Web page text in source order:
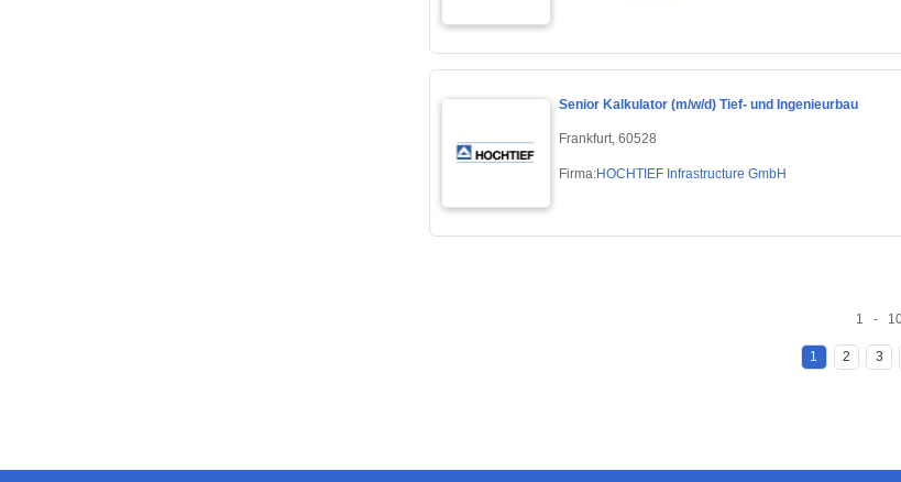
Senior Kalkulator (m/w/d) Tief- und Ingenieurbau
Frankfurt, 60528
Firma:HOCHTIEF Infrastructure GmbH
1 -
1 2 3